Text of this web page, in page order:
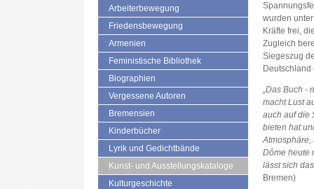
Arbeiterbewegung
Friedensbewegung
Armenien
Feministische Bibliothek
Biographien
Vergessene Autoren
Bremensien
Kinderbücher
Lyrik und Gedichtbände
Kunst- und Ausstellungskataloge
Kulturgeschichte
wurden
Kräfte frei,
Zugleich
Siegeszug
„Das Buch -
macht Lust
auch auf die
bieten hat
Atmosphäre,
Dôme heute
lässt sich
Bremen)